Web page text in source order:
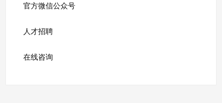
官方微信公众号
人才招聘
在线咨询